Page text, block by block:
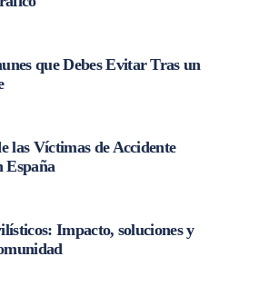
que Debes Evitar Tras un
las Víctimas de Accidente
España
Impacto, soluciones y